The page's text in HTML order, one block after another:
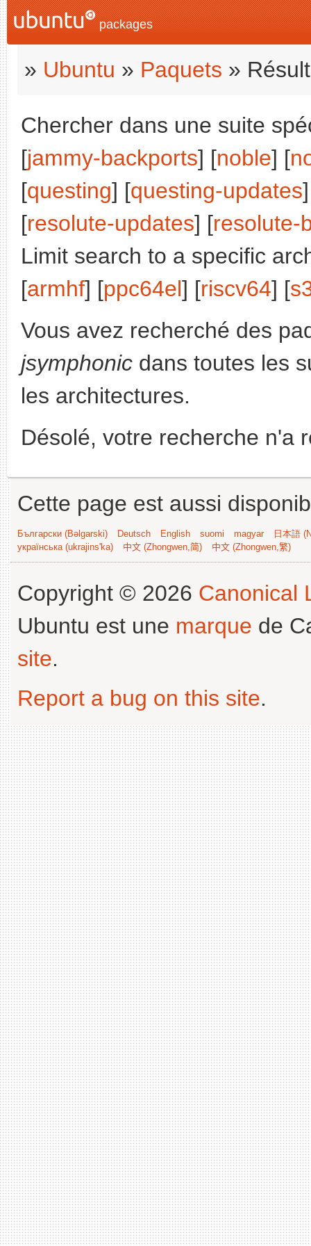
packages
» Ubuntu » Paquets »
Chercher dans une suite
[jammy-backports] [noble] [
[questing] [questing-updates
[resolute-updates] [resolute-
Limit search to a specific
[armhf] [ppc64el] [riscv64] [
Vous avez recherché des
jsymphonic dans toutes les
les architectures.
Désolé, votre recherche n'a
Cette page est aussi
Български (Bəlgarski) Deutsch English suomi magyar
日本語
українська (ukrajins'ka)
中文 (Zhongwen,简) 中文 (Zhongwen,繁)
Copyright © 2026 Canonical
Ubuntu est une marque de
site.
Report a bug on this site.